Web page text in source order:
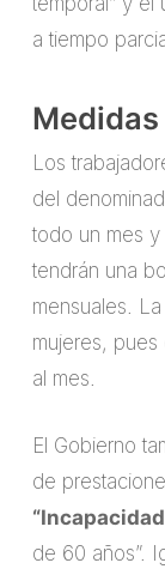
a tiempo
Los
del
todo un mes
tendrán una
mensuales.
mujeres,
al mes.
El Gobierno
de
de 60 años”.